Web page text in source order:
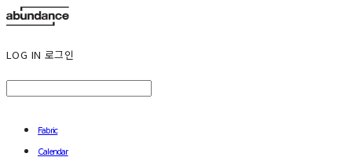
LOG IN 로그인
Fabric
Calendar